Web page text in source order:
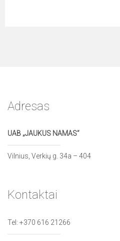
Adresas
UAB „JAUKUS NAMAS”
Vilnius, Verkių g. 34a – 404
Kontaktai
Tel: +370 616 21266